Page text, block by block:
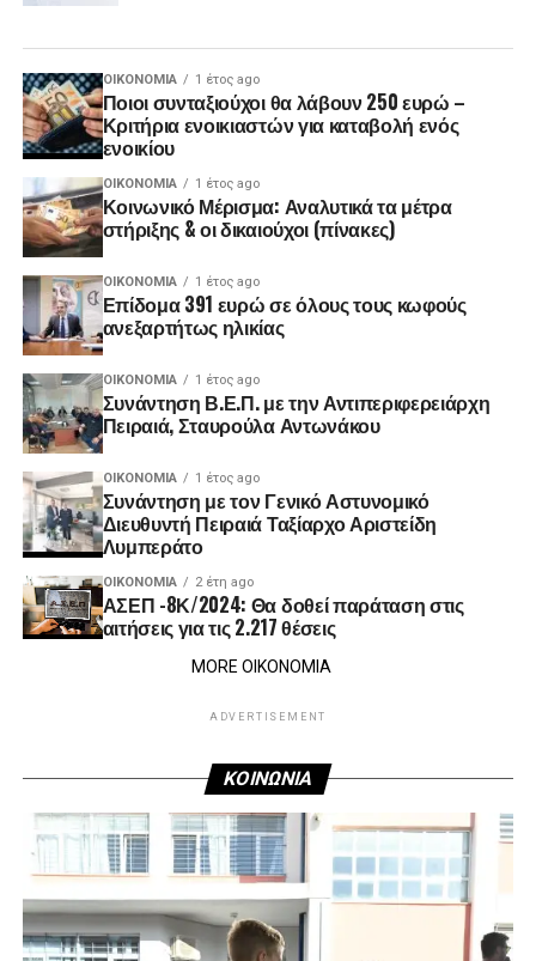
ΟΙΚΟΝΟΜΊΑ 1 έτος ago
Ποιοι συνταξιούχοι θα λάβουν 250 ευρώ –
Κριτήρια ενοικιαστών για καταβολή ενός
ενοικίου
ΟΙΚΟΝΟΜΊΑ 1 έτος ago
Κοινωνικό Μέρισμα: Αναλυτικά τα μέτρα
στήριξης & οι δικαιούχοι (πίνακες)
ΟΙΚΟΝΟΜΊΑ 1 έτος ago
Επίδομα 391 ευρώ σε όλους τους κωφούς
ανεξαρτήτως ηλικίας
ΟΙΚΟΝΟΜΊΑ 1 έτος ago
Συνάντηση Β.Ε.Π. με την Αντιπεριφερειάρχη
Πειραιά, Σταυρούλα Αντωνάκου
ΟΙΚΟΝΟΜΊΑ 1 έτος ago
Συνάντηση με τον Γενικό Αστυνομικό
Διευθυντή Πειραιά Ταξίαρχο Αριστείδη
Λυμπεράτο
ΟΙΚΟΝΟΜΊΑ 2 έτη ago
ΑΣΕΠ -8Κ/2024: Θα δοθεί παράταση στις
αιτήσεις για τις 2.217 θέσεις
MORE ΟΙΚΟΝΟΜΙΑ
ADVERTISEMENT
ΚΟΙΝΩΝΙΑ